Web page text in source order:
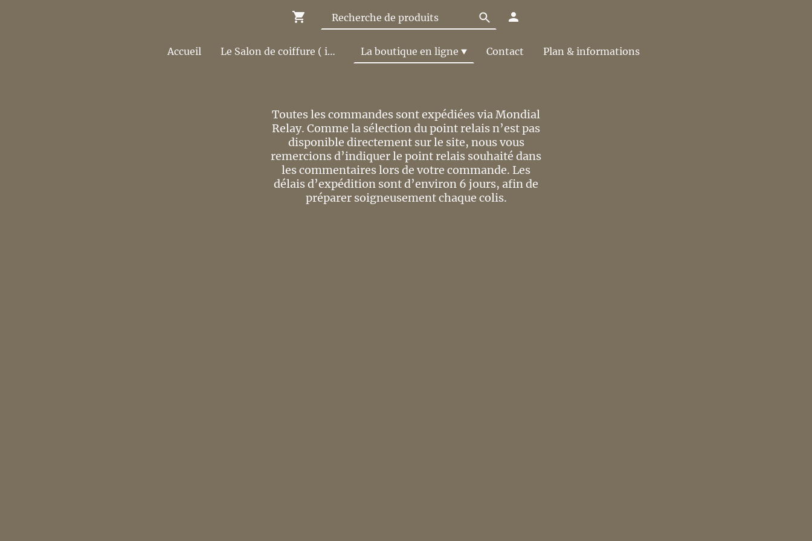
Accueil Le Salon de coiffure ( infos et tarifs ) La boutique en ligne Contact Plan & informations
Toutes les commandes sont expédiées via Mondial
Relay. Comme la sélection du point relais n’est pas
disponible directement sur le site, nous vous
remercions d’indiquer le point relais souhaité dans
les commentaires lors de votre commande. Les
délais d’expédition sont d’environ 6 jours, afin de
préparer soigneusement chaque colis.